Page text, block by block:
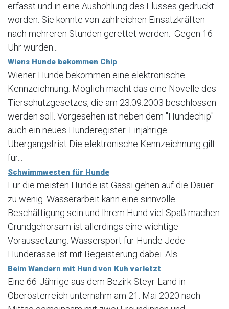
erfasst und in eine Aushöhlung des Flusses gedrückt
worden. Sie konnte von zahlreichen Einsatzkräften
nach mehreren Stunden gerettet werden. Gegen 16
Uhr wurden...
Wiens Hunde bekommen Chip
Wiener Hunde bekommen eine elektronische
Kennzeichnung. Möglich macht das eine Novelle des
Tierschutzgesetzes, die am 23.09.2003 beschlossen
werden soll. Vorgesehen ist neben dem "Hundechip"
auch ein neues Hunderegister. Einjährige
Übergangsfrist Die elektronische Kennzeichnung gilt
für...
Schwimmwesten für Hunde
Für die meisten Hunde ist Gassi gehen auf die Dauer
zu wenig. Wasserarbeit kann eine sinnvolle
Beschäftigung sein und Ihrem Hund viel Spaß machen.
Grundgehorsam ist allerdings eine wichtige
Voraussetzung. Wassersport für Hunde Jede
Hunderasse ist mit Begeisterung dabei. Als...
Beim Wandern mit Hund von Kuh verletzt
Eine 66-Jährige aus dem Bezirk Steyr-Land in
Oberösterreich unternahm am 21. Mai 2020 nach